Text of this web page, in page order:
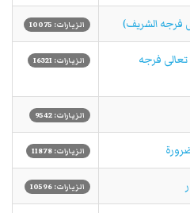
فرجه الشریف) الزيارات: 10075
تعالى فرجه
الزيارات: 16321
الزيارات: 9542
الزيارات: 11878
الزيارات: 10596